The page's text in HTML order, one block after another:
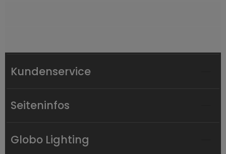
Kundenservice
Seiteninfos
Globo Lighting